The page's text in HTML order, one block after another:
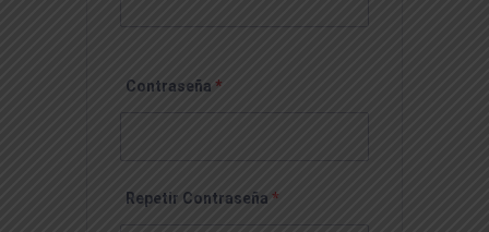
Contraseña *
Repetir Contraseña *